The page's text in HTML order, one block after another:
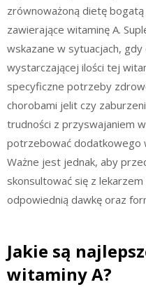
zrównoważoną dietę
zawierające witaminę A.
wskazane w sytuacjach,
wystarczającej ilości tej
specyficzne potrzeby
chorobami jelit czy
trudności z przyswajaniem
potrzebować dodatkowego
Ważne jest jednak, aby
skonsultować się z
odpowiednią dawkę oraz
Jakie są
witaminy A?